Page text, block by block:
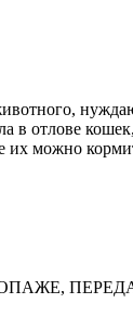
отлове
их можно
ПРОПАЖЕ,